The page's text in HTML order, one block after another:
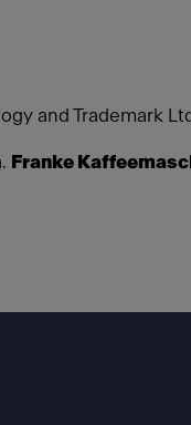
and Trademark
Franke